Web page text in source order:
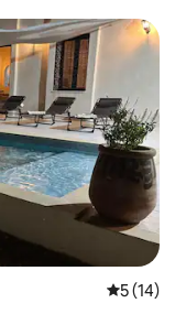
5 (14)